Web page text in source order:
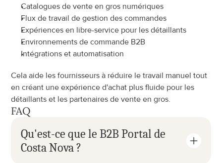
Catalogues de vente en gros numériques
Flux de travail de gestion des commandes
Expériences en libre-service pour les détaillants
Environnements de commande B2B
Intégrations et automatisation
Cela aide les fournisseurs à réduire le travail manuel tout
en créant une expérience d'achat plus fluide pour les
détaillants et les partenaires de vente en gros.
FAQ
Qu'est-ce que le B2B Portal de
Costa Nova ?